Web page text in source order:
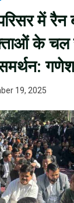
में
के
गणेश
19, 2025